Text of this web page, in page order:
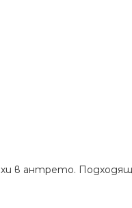
в антрето.